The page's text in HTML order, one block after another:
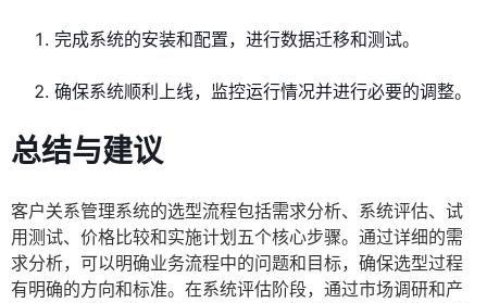
完成系统的安装和配置，进行数据迁移和测试。
确保系统顺利上线，监控运行情况并进行必要的调整。
总结与建议
客户关系管理系统的选型流程包括需求分析、系统评估、试
用测试、价格比较和实施计划五个核心步骤。通过详细的需
求分析，可以明确业务流程中的问题和目标，确保选型过程
有明确的方向和标准。在系统评估阶段，通过市场调研和产